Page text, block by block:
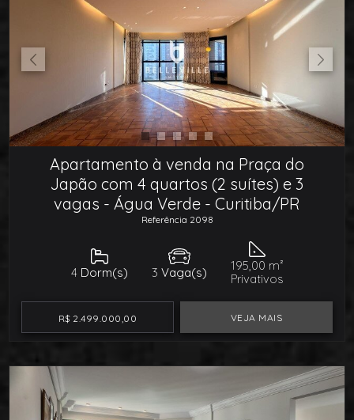
Apartamento à venda na Praça do
Japão com 4 quartos (2 suítes) e 3
vagas - Água Verde - Curitiba/PR
Referência 2098
4 Dorm(s) 3 Vaga(s)
195,00 m²
Privativos
R$ 2.499.000,00 VEJA MAIS